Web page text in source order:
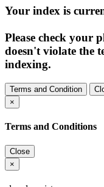
Your index is
Please check your
doesn't violate the
indexing.
Terms and Condition
×
Terms and Conditions
Close
×